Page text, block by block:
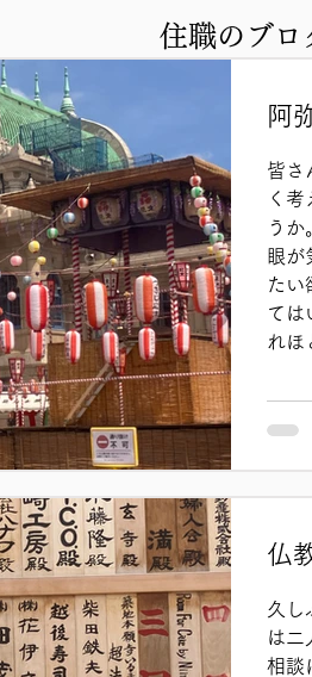
住職のブロ
阿
皆さ
く
う
眼が
たい
ては
れほ
もあ
うし
と
か
と
出せ
で私
仏
久し
は二
相談